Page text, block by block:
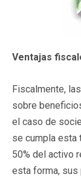
Ventajas
Fiscalmente,
sobre
el caso de
se cumpla esta
50% del activo
esta forma, sus